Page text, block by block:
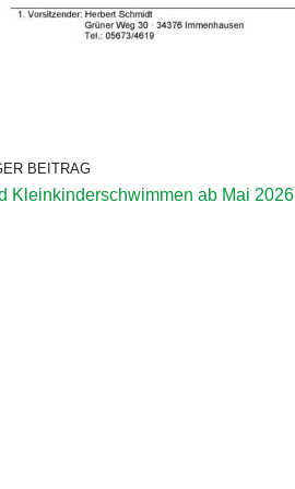
BEITRAG
Kleinkinderschwimmen ab Mai 2026